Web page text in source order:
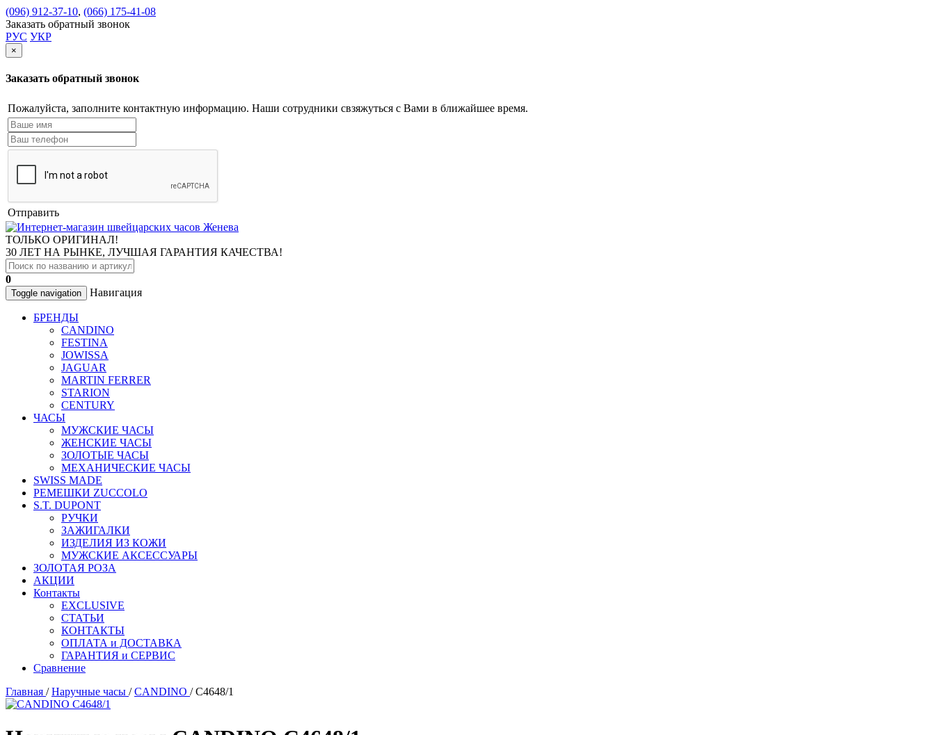
(096) 912-37-10, (066) 175-41-08
Заказать обратный звонок
РУС УКР
×
Заказать обратный звонок
Пожалуйста, заполните контактную информацию. Наши сотрудники свзяжуться с Вами в ближайшее время.
Отправить
ТОЛЬКО ОРИГИНАЛ!
30 ЛЕТ НА РЫНКЕ, ЛУЧШАЯ ГАРАНТИЯ КАЧЕСТВА!
0
Toggle navigation Навигация
БРЕНДЫ
CANDINO
FESTINA
JOWISSA
JAGUAR
MARTIN FERRER
STARION
CENTURY
ЧАСЫ
МУЖСКИЕ ЧАСЫ
ЖЕНСКИЕ ЧАСЫ
ЗОЛОТЫЕ ЧАСЫ
МЕХАНИЧЕСКИЕ ЧАСЫ
SWISS MADE
РЕМЕШКИ ZUCCOLO
S.T. DUPONT
РУЧКИ
ЗАЖИГАЛКИ
ИЗДЕЛИЯ ИЗ КОЖИ
МУЖСКИЕ АКСЕССУАРЫ
ЗОЛОТАЯ РОЗА
АКЦИИ
Контакты
EXCLUSIVE
СТАТЬИ
КОНТАКТЫ
ОПЛАТА и ДОСТАВКА
ГАРАНТИЯ и СЕРВИС
Сравнение
Главная /Наручные часы /CANDINO / C4648/1